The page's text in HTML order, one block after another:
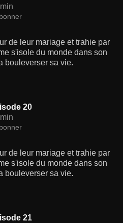
de leur mariage et trahie par
s'isole du monde dans son
bouleverser sa vie.
20
de leur mariage et trahie par
s'isole du monde dans son
bouleverser sa vie.
21